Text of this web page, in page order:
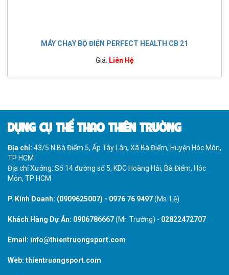
MÁY CHẠY BỘ ĐIỆN PERFECT HEALTH CB 21
Giá: Liên Hệ
DỤNG CỤ THỂ THAO THIÊN TRƯỜNG
Địa chỉ: 43/5 N Bà Điểm 5, Ấp Tây Lân, Xã Bà Điểm, Huyện Hóc Môn,
TP HCM
Địa chỉ Xưởng: Số 14 đường số 5, KDC Hoàng Hải, Bà Điểm, Hóc
Môn, TP HCM
P. Kinh Doanh: (0909625007) - 0976 76 9497(Ms. Lệ)
Khách Hàng Dự Án: 0906786667(Mr. Trường) - 02822472707
Email: info@thientruongsport.com
Web: thientruongsport.com